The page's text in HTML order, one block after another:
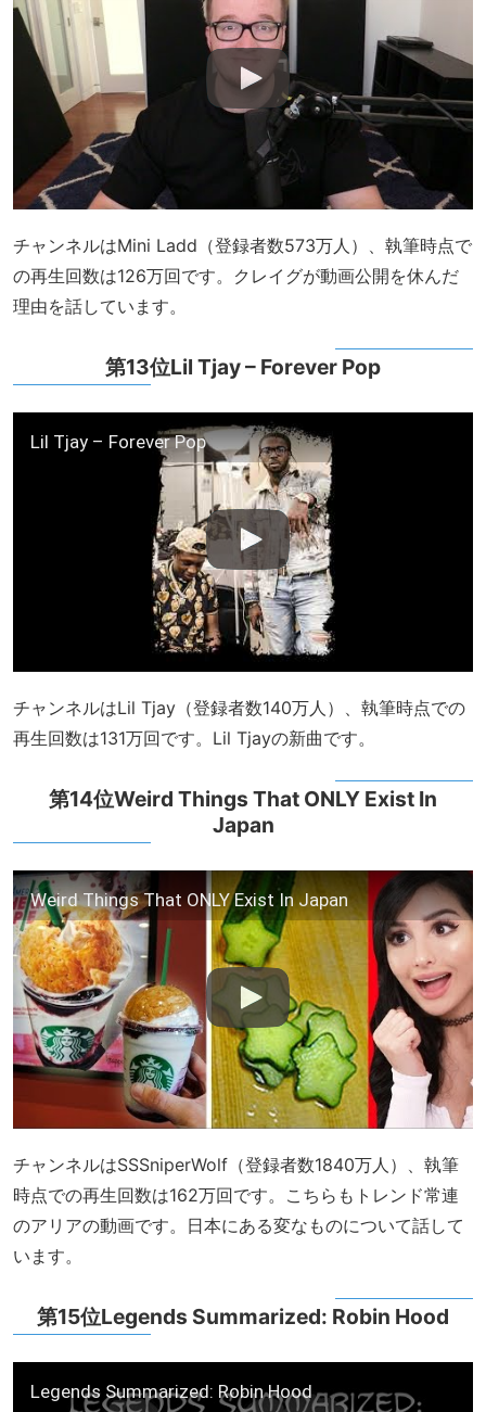
チャンネルはMini Ladd（登録者数573万人）、執筆時点で
の再生回数は126万回です。クレイグが動画公開を休んだ
理由を話しています。
第13位Lil Tjay – Forever Pop
Lil Tjay – Forever Pop
チャンネルはLil Tjay（登録者数140万人）、執筆時点での
再生回数は131万回です。Lil Tjayの新曲です。
第14位Weird Things That ONLY Exist In
Japan
Weird Things That ONLY Exist In Japan
チャンネルはSSSniperWolf（登録者数1840万人）、執筆
時点での再生回数は162万回です。こちらもトレンド常連
のアリアの動画です。日本にある変なものについて話して
います。
第15位Legends Summarized: Robin Hood
Legends Summarized: Robin Hood